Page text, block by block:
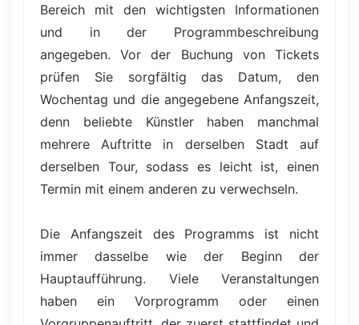
Bereich mit den wichtigsten Informationen
und in der Programmbeschreibung
angegeben. Vor der Buchung von Tickets
prüfen Sie sorgfältig das Datum, den
Wochentag und die angegebene Anfangszeit,
denn beliebte Künstler haben manchmal
mehrere Auftritte in derselben Stadt auf
derselben Tour, sodass es leicht ist, einen
Termin mit einem anderen zu verwechseln.
Die Anfangszeit des Programms ist nicht
immer dasselbe wie der Beginn der
Hauptaufführung. Viele Veranstaltungen
haben ein Vorprogramm oder einen